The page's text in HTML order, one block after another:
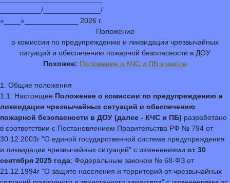
__________/______________/
«____»_____________ 2026 г.
Положение
о комиссии по предупреждению и ликвидации чрезвычайных
ситуаций и обеспечению пожарной безопасности в ДОУ
Похожее: Положение о КЧС и ПБ в школе
1. Общие положения
1.1. Настоящее Положение о комиссии по предупреждению и
ликвидации чрезвычайных ситуаций и обеспечению
пожарной безопасности в ДОУ (далее - КЧС и ПБ) разработано
в соответствии с Постановлением Правительства РФ № 794 от
30.12.2003г "О единой государственной системе предупреждения
и ликвидации чрезвычайных ситуаций" с изменениями от 30
сентября 2025 года; Федеральным законом № 68-ФЗ от
21.12.1994г "О защите населения и территорий от чрезвычайных